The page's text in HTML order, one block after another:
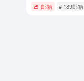
邮箱 # 189邮箱